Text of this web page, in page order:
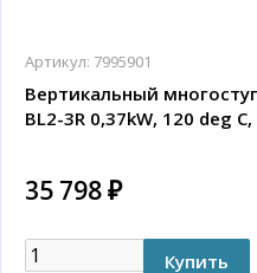
Артикул: 7995901
Вертикальный
BL2-3R 0,37kW, 120 deg
35 798 ₽